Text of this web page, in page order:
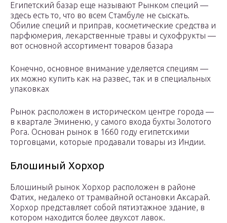
Египетский базар еще называют Рынком специй —
здесь есть то, что во всем Стамбуле не сыскать.
Обилие специй и приправ, косметические средства и
парфюмерия, лекарственные травы и сухофрукты —
вот основной ассортимент товаров базара
Конечно, основное внимание уделяется специям —
их можно купить как на развес, так и в специальных
упаковках
Рынок расположен в историческом центре города —
в квартале Эминеню, у самого входа бухты Золотого
Рога. Основан рынок в 1660 году египетскими
торговцами, которые продавали товары из Индии.
Блошиный Хорхор
Блошиный рынок Хорхор расположен в районе
Фатих, недалеко от трамвайной остановки Аксарай.
Хорхор представляет собой пятиэтажное здание, в
котором находится более двухсот лавок.